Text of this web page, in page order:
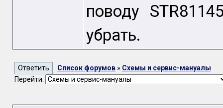
поводу
убрать.
Список форумов» Схемы и сервис-мануалы
Перейти: